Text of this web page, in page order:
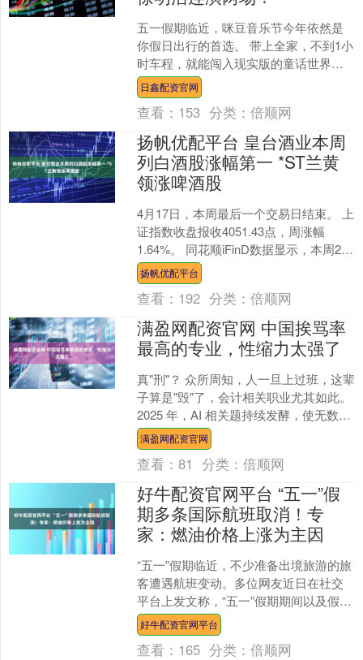
五一假期临近，咪豆音乐节今年依然是
你假日出行的首选。 带上全家，不到1小
时车程，就能闯入现实版的童话世界，
感受南京溧水“天空之镜”‌与龙猫草海交融
的美妙，更能享....
日鑫配资官网
查看： 153 分类：倍顺网
扬帆优配平台 皇台酒业本周
列白酒股涨幅第一 *ST兰黄
领涨啤酒股
4月17日，本周最后一个交易日结束。 上
证指数收盘报收4051.43点，周涨幅
1.64%。 同花顺iFinD数据显示，本周20
家白酒A股，其中收涨7家，收平1家....
扬帆优配平台
查看： 192 分类：倍顺网
满盈网配资官网 中国挨骂率
最高的专业，性缩力太强了
真"刑"？ 众所周知，人一旦上过班，这辈
子算是"毁"了，会计相关职业尤其如此。
2025 年，AI 相关题持续发酵，使无数网
友为 "不会把我的工 作取代 了吧"....
满盈网配资官网
查看：81 分类：倍顺网
好牛配资官网平台 “五一”假
期多条国际航班取消！专
家：燃油价格上涨为主因
“五一”假期临近，不少准备出境旅游的旅
客遭遇航班变动。多位网友近日在社交
平台上发文称，“五一”假期期间以及假期
前后飞往东南亚以及大洋洲的航班被取
消。 图源：第一....
好牛配资官网平台
查看： 165 分类：倍顺网